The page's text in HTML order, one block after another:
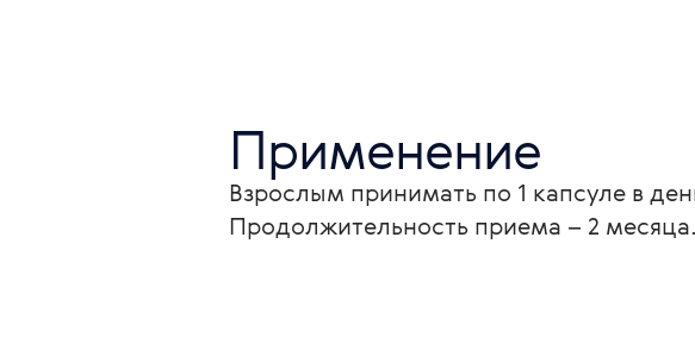
Применение
Взрослым принимать по 1 капсуле в
Продолжительность приема – 2